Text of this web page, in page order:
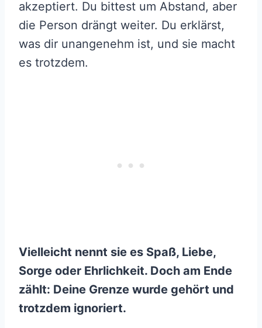
akzeptiert. Du bittest um Abstand, aber
die Person drängt weiter. Du erklärst,
was dir unangenehm ist, und sie macht
es trotzdem.
Vielleicht nennt sie es Spaß, Liebe,
Sorge oder Ehrlichkeit. Doch am Ende
zählt: Deine Grenze wurde gehört und
trotzdem ignoriert.